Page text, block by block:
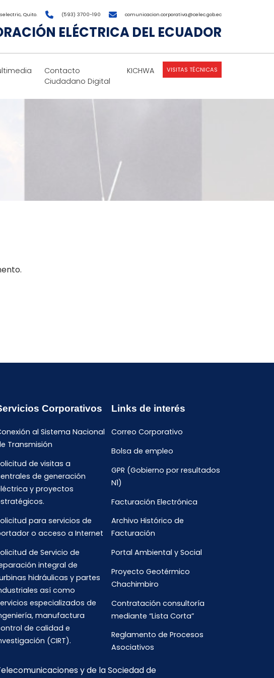
Quito. (593) 3700-190 comunicacion.corporativa@celec.gob.ec
ELÉCTRICA DEL ECUADOR
Contacto
Ciudadano Digital
KICHWA VISITAS TÉCNICAS
Corporativos
al Sistema Nacional
Transmisión
de visitas a
de generación
y proyectos
para servicios de
o acceso a Internet
de Servicio de
integral de
hidráulicas y partes
así como
especializados de
manufactura
de calidad e
(CIRT).
Links de interés
Correo Corporativo
Bolsa de empleo
GPR (Gobierno por resultados
N1)
Facturación Electrónica
Archivo Histórico de
Facturación
Portal Ambiental y Social
Proyecto Geotérmico
Chachimbiro
Contratación consultoría
mediante “Lista Corta”
Reglamento de Procesos
Asociativos
y de la Sociedad de